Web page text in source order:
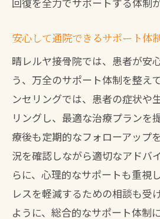
安心して通院できるサポート体
晴レルヤ接骨院では、患者が安
う、万全のサポート体制を整え
ンセリングでは、患者の症状や
リングし、最適な治療プランを
療後も定期的なフォローアップ
況を確認しながら適切なアドバ
らに、心理的なサポートも重視
レスを軽減するための相談も受
ように、総合的なサポート体制